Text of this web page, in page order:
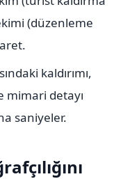
(düzenleme
kaldırımı,
mimari detayı
saniyeler.